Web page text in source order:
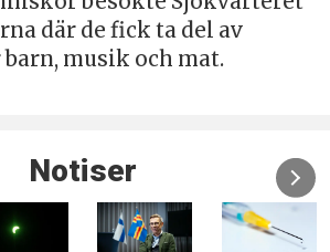
där de fick ta del av
musik och mat.
Notiser